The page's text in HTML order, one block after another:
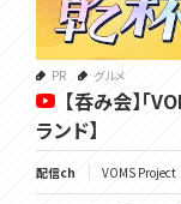
#KURAND #酒ガチャ
----------
▼出演
天野ピカミィ
Youtube：https://
-bLL2RCg
Twitter：https://
PR グルメ
【呑み会】「
ランド】
配信ch VOMS Project